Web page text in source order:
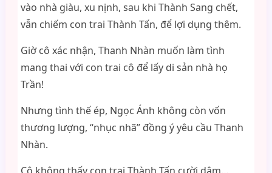
vào nhà giàu, xu nịnh, sau khi Thành Sang chết,
vẫn chiếm con trai Thành Tấn, để lợi dụng thêm.
Giờ cô xác nhận, Thanh Nhàn muốn làm tình
mang thai với con trai cô để lấy di sản nhà họ
Trần!
Nhưng tình thế ép, Ngọc Ánh không còn vốn
thương lượng, “nhục nhã” đồng ý yêu cầu Thanh
Nhàn.